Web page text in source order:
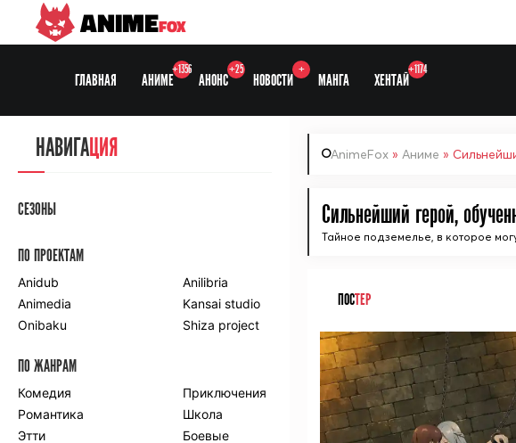
ANIMEFOX
ГЛАВНАЯ АНИМЕ
+1356
АНОНС
+25
НОВОСТИ
+
МАНГА ХЕНТАЙ
+1174
AnimeFox » Аниме »
Сильнейший герой,
Тайное подземелье, в которое
ПОСТЕР
НАВИГАЦИЯ
СЕЗОНЫ
ПО ПРОЕКТАМ
Anidub
Anilibria
Animedia
Kansai studio
Onibaku
Shiza project
ПО ЖАНРАМ
Комедия
Приключения
Романтика
Школа
Этти
Боевые